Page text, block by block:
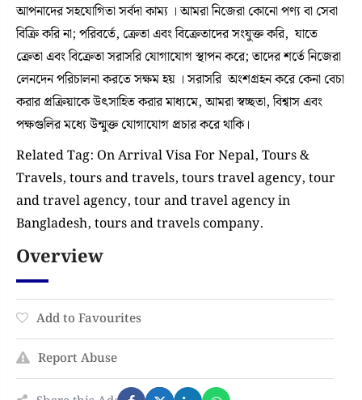
আপনাদের সহযোগিতা সর্বদা কাম্য । আমরা নিজেরা কোনো পণ্য বা সেবা
বিক্রি করি না; পরিবর্তে, ক্রেতা এবং বিক্রেতাদের সংযুক্ত করি, যাতে
ক্রেতা এবং বিক্রেতা সরাসরি যোগাযোগ স্থাপন করে; তাদের শর্তে নিজেরা
লেনদেন পরিচালনা করতে সক্ষম হয় । সরাসরি অংশগ্রহন করে কেনা বেচা
করার প্রক্রিয়াকে উৎসাহিত করার মাধ্যমে, আমরা স্বচ্ছতা, বিশ্বাস এবং
পক্ষগুলির মধ্যে উন্মুক্ত যোগাযোগ প্রচার করে থাকি।
Related Tag: On Arrival Visa For Nepal, Tours &
Travels, tours and travels, tours travel agency, tour
and travel agency, tour and travel agency in
Bangladesh, tours and travels company.
Overview
Add to Favourites
Report Abuse